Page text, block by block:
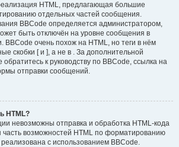
HTML, предлагающая большие
отдельных частей сообщения.
BBCode определяется администратором,
быть отключён на уровне сообщения в
BBCode очень похож на HTML, но теги в нём
скобки [ и ], а не в . За дополнительной
к руководству по BBCode, ссылка на
отправки сообщений.
HTML?
невозможны отправка и обработка HTML-кода
возможностей HTML по форматированию
с использованием BBCode.